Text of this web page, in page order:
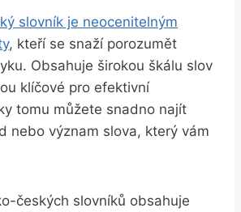
slovník je neocenitelným
, kteří se snaží porozumět
Obsahuje širokou škálu slov​
klíčové pro⁢ efektivní
tomu můžete snadno najít‌
nebo ‍význam slova, který vám
českých slovníků ‌obsahuje